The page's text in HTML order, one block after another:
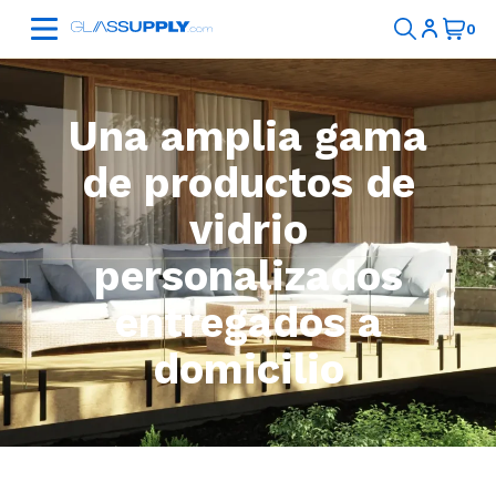
Una amplia gama
de productos de
vidrio
personalizados
entregados a
domicilio